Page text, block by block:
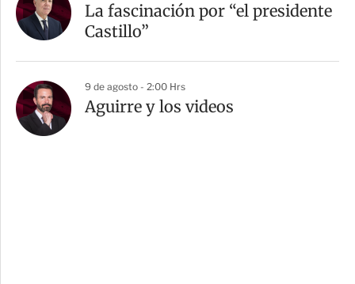
La fascinación por “el presidente
Castillo”
9 de agosto - 2:00 Hrs
Aguirre y los videos